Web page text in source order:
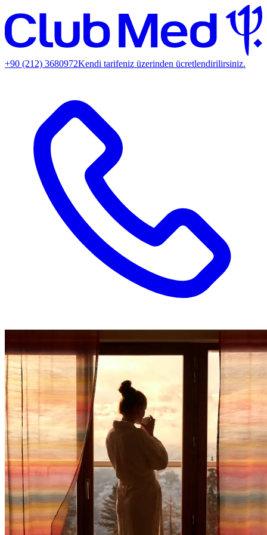
+90 (212) 3680972Kendi tarifeniz üzerinden ücretlendirilirsiniz.